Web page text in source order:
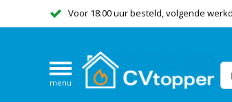
Voor 18:00 uur besteld, volgende
menu